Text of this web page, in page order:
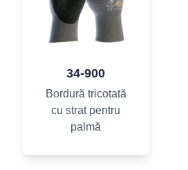
34-900
Bordură tricotată
cu strat pentru
palmă